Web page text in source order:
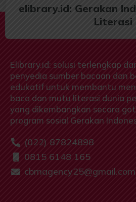
elibrary.id: Gerakan
Literasi
Elibrary.id: solusi terlengkap
penyedia sumber bacaan dan
edukatif untuk membantu
baca dan mutu literasi dunia
yang dikembangkan secara
program sosial Gerakan
(022) 87824898
0815 6148 165
cbmagency25@gmail.com